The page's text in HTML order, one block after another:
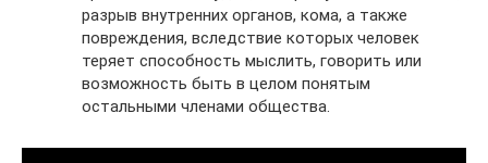
разрыв внутренних органов, кома, а также
повреждения, вследствие которых человек
теряет способность мыслить, говорить или
возможность быть в целом понятым
остальными членами общества.